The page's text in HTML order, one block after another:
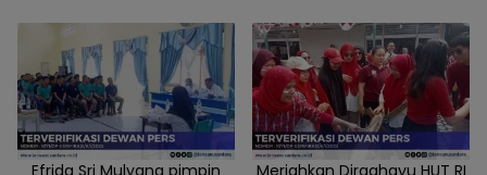
Padangsidimpuan 2024